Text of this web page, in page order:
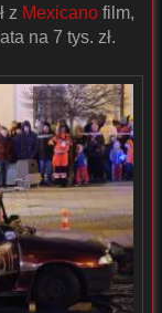
z Mexicano film,
na 7 tys. zł.